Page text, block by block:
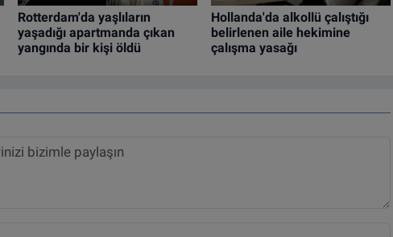
Rotterdam'da yaşlıların
yaşadığı apartmanda çıkan
yangında bir kişi öldü
Hollanda'da alkollü çalıştığı
belirlenen aile hekimine
çalışma yasağı